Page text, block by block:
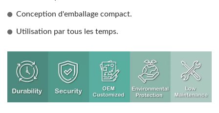
Conception d'emballage compact.
Utilisation par tous les temps.